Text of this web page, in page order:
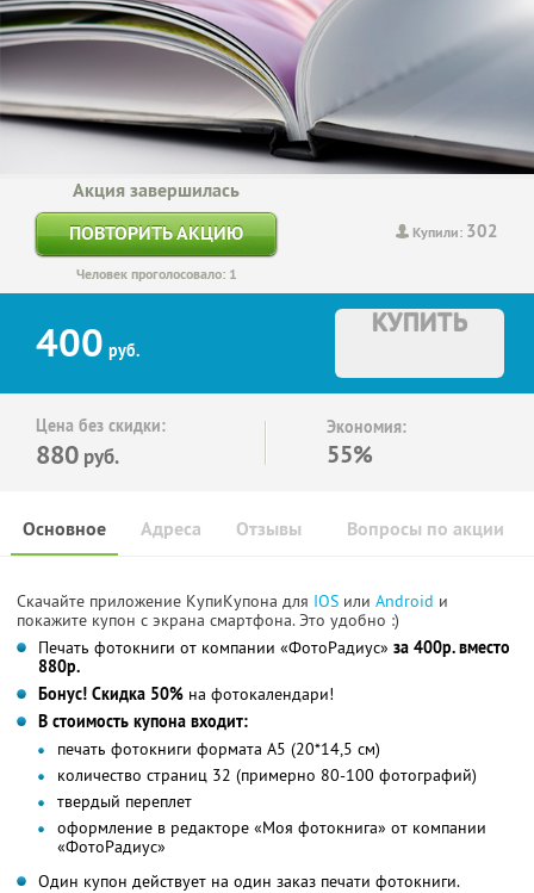
Купили: 302
Акция завершилась
ПОВТОРИТЬ АКЦИЮ
Человек проголосовало: 1
400 руб.
КУПИТЬ
Цена без скидки:
880 руб.
Экономия:
55%
Основное Отзывы Вопросы по акции
Адреса
Скачайте приложение КупиКупона для IOS или Android и
покажите купон с экрана смартфона. Это удобно :)
Печать фотокниги от компании «ФотоРадиус» за 400р. вместо
880р.
Бонус! Скидка 50% на фотокалендари!
В стоимость купона входит:
печать фотокниги формата А5 (20*14,5 см)
количество страниц 32 (примерно 80-100 фотографий)
твердый переплет
оформление в редакторе «Моя фотокнига» от компании
«ФотоРадиус»
Один купон действует на один заказ печати фотокниги.